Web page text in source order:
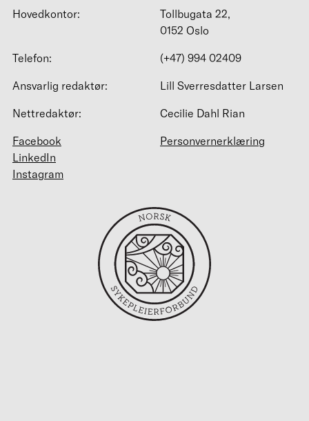
Hovedkontor:
Tollbugata 22,
0152 Oslo
Telefon:
(+47) 994 02409
Ansvarlig redaktør:
Lill Sverresdatter Larsen
Nettredaktør:
Cecilie Dahl Rian
Facebook
LinkedIn
Instagram
Personvernerklæring